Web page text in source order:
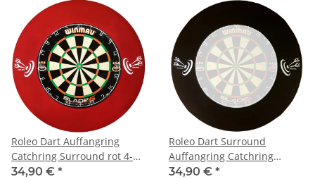
Roleo Dart Auffangring
Catchring Surround rot 4-
teilig, neues Design
34,90 € *
Roleo Dart Surround
Auffangring Catchring
schwarz 4-teilig, neues
34,90 € *